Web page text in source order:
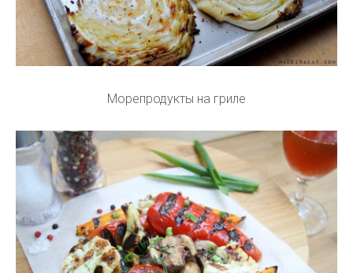
Морепродукты на гриле